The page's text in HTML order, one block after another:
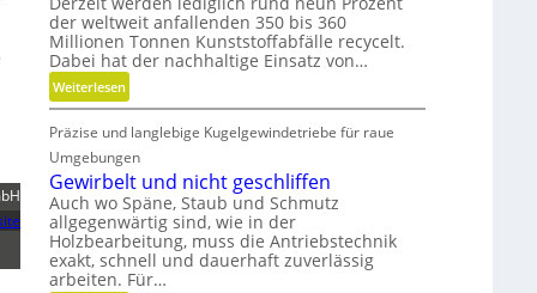
l
r
e
A
r
m
a
t
u
r
e
der weltweit anfallenden 350 bis 360
Millionen Tonnen Kunststoffabfälle recycelt.
Dabei hat der nachhaltige Einsatz von…
Weiterlesen:
K
u
n
s
t
s
t
o
Präzise und langlebige Kugelgewindetriebe für raue
Umgebungen
Gewirbelt und nicht geschliffen
Auch wo Späne, Staub und Schmutz
allgegenwärtig sind, wie in der
Holzbearbeitung, muss die Antriebstechnik
exakt, schnell und dauerhaft zuverlässig
arbeiten. Für…